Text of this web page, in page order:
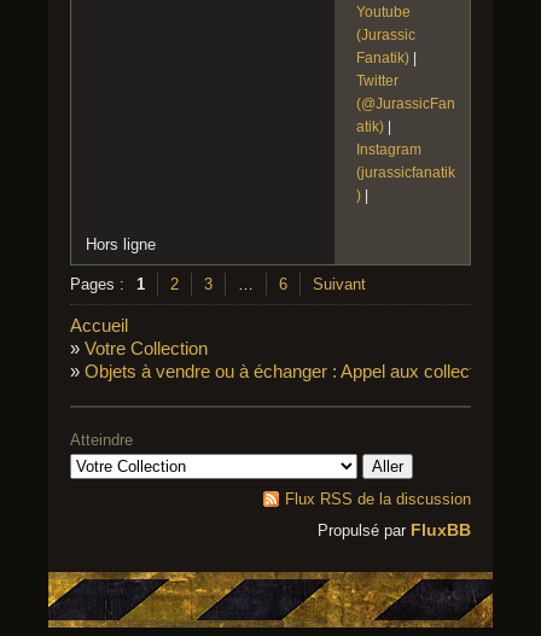
Youtube
(Jurassic
Fanatik)
Twitter
(@JurassicFan
atik)
Instagram
(jurassicfanatik
)
Hors ligne
Pages : 1 2 3 … 6 Suivant
Accueil
» Votre Collection
» Objets à vendre ou à échanger : Appel aux collectionneurs
Atteindre
Flux RSS de la discussion
Propulsé par FluxBB